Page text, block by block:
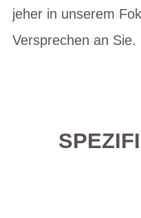
jeher in unserem
Versprechen an Sie.